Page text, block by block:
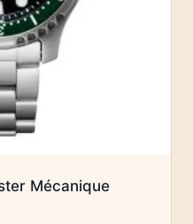
Mécanique